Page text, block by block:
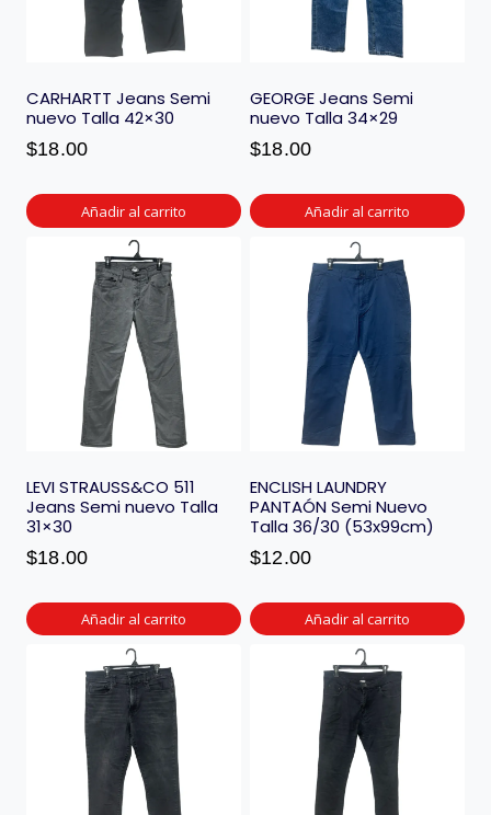
CARHARTT Jeans Semi
nuevo Talla 42×30
$18.00
Añadir al carrito
GEORGE Jeans Semi
nuevo Talla 34×29
$18.00
Añadir al carrito
LEVI STRAUSS&CO 511
Jeans Semi nuevo Talla
31×30
$18.00
Añadir al carrito
ENCLISH LAUNDRY
PANTAÓN Semi Nuevo
Talla 36/30 (53x99cm)
$12.00
Añadir al carrito